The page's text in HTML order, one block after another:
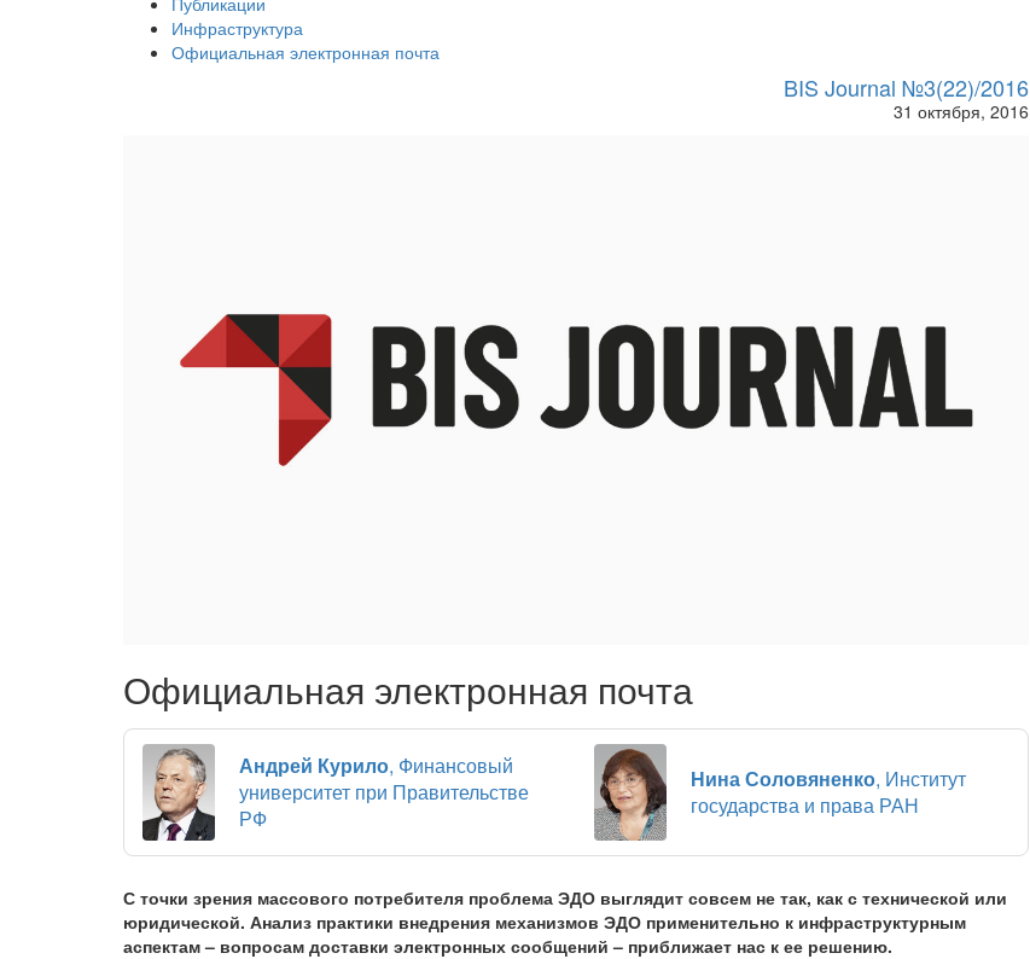
Инфраструктура
Официальная электронная почта
BIS Journal №3(22)/2016
31 октября, 2016
Официальная электронная почта
Андрей Курило, Финансовый
университет при Правительстве
РФ
Нина Соловяненко, Институт
государства и права РАН
С точки зрения массового потребителя проблема ЭДО выглядит совсем не так, как с технической или
юридической. Анализ практики внедрения механизмов ЭДО применительно к инфраструктурным
аспектам – вопросам доставки электронных сообщений – приближает нас к ее решению.